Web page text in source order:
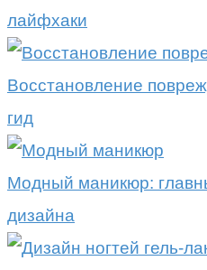
лайфхаки
Восстановление
гид
Модный маникюр:
дизайна